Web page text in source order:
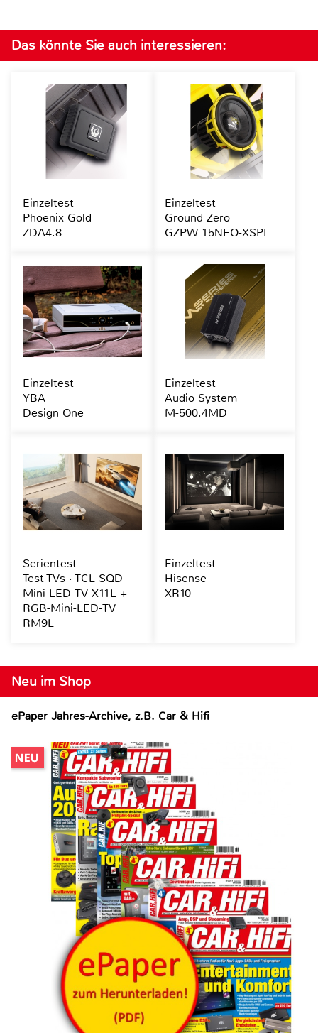
Neu im Shop
ePaper Jahres-Archive, z.B. Car & Hifi
Das könnte Sie auch interessieren:
Einzeltest
Phoenix Gold
ZDA4.8
Einzeltest
Ground Zero
GZPW 15NEO-XSPL
Einzeltest
YBA
Design One
Einzeltest
Audio System
M-500.4MD
Serientest
Test TVs · TCL SQD-
Mini-LED-TV X11L +
RGB-Mini-LED-TV
RM9L
Einzeltest
Hisense
XR10